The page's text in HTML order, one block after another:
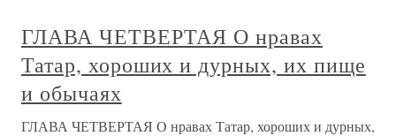
ГЛАВА ЧЕТВЕРТАЯ О нравах
Татар, хороших и дурных, их пище
и обычаях
ГЛАВА ЧЕТВЕРТАЯ О нравах Татар, хороших и дурных,